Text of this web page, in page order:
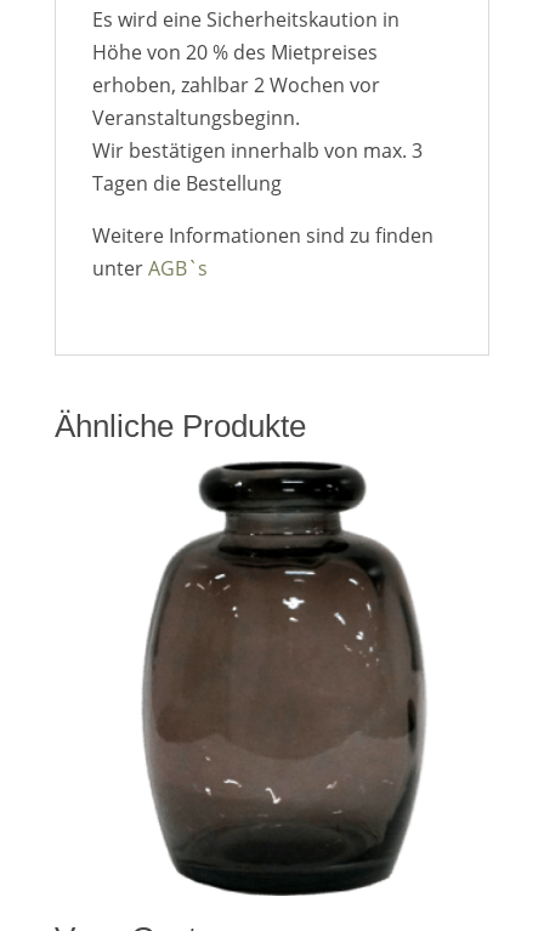
Es wird eine Sicherheitskaution in
Höhe von 20 % des Mietpreises
erhoben, zahlbar 2 Wochen vor
Veranstaltungsbeginn.
Wir bestätigen innerhalb von max. 3
Tagen die Bestellung
Weitere Informationen sind zu finden
unterAGB`s
Ähnliche Produkte